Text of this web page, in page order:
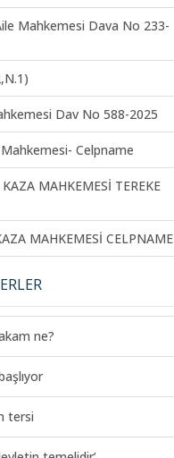
Mahkemesi Dava No 233-
Dav No 588-2025
Celpname
MAHKEMESİ TEREKE
MAHKEMESİ CELPNAME
ne?
tersi